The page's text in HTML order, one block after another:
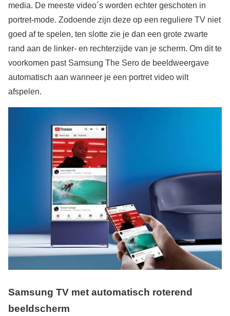
media. De meeste video´s worden echter geschoten in
portret-mode. Zodoende zijn deze op een reguliere TV niet
goed af te spelen, ten slotte zie je dan een grote zwarte
rand aan de linker- en rechterzijde van je scherm. Om dit te
voorkomen past Samsung The Sero de beeldweergave
automatisch aan wanneer je een portret video wilt
afspelen.
Samsung TV met automatisch roterend
beeldscherm